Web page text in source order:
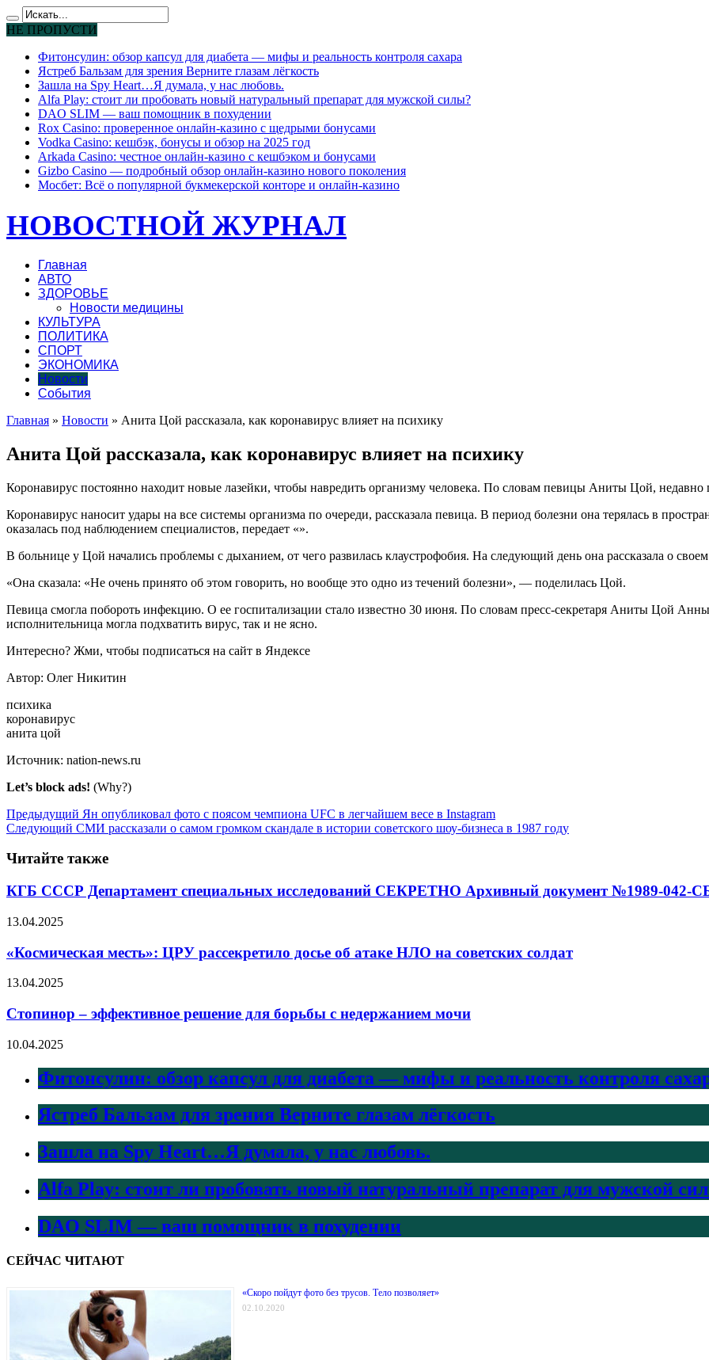
НЕ ПРОПУСТИ
Фитонсулин: обзор капсул для диабета — мифы и реальность контроля сахара
Ястреб Бальзам для зрения Верните глазам лёгкость
Зашла на Spy Heart…Я думала, у нас любовь.
Alfa Play: стоит ли пробовать новый натуральный препарат для мужской силы?
DAO SLIM — ваш помощник в похудении
Rox Casino: проверенное онлайн-казино с щедрыми бонусами
Vodka Casino: кешбэк, бонусы и обзор на 2025 год
Arkada Casino: честное онлайн-казино с кешбэком и бонусами
Gizbo Casino — подробный обзор онлайн-казино нового поколения
Мосбет: Всё о популярной букмекерской конторе и онлайн-казино
НОВОСТНОЙ ЖУРНАЛ
Главная
АВТО
ЗДОРОВЬЕ
Новости медицины
КУЛЬТУРА
ПОЛИТИКА
СПОРТ
ЭКОНОМИКА
Новости
События
Главная » Новости » Анита Цой рассказала, как коронавирус влияет на психику
Анита Цой рассказала, как коронавирус влияет на психику
Коронавирус постоянно находит новые лазейки, чтобы навредить организму человека. По словам певицы Аниты Цой,
Коронавирус наносит удары на все системы организма по очереди, рассказала певица. В период болезни она терялась в
оказалась под наблюдением специалистов, передает «».
В больнице у Цой начались проблемы с дыханием, от чего развилась клаустрофобия. На следующий день она рассказала о своем
«Она сказала: «Не очень принято об этом говорить, но вообще это одно из течений болезни», — поделилась Цой.
Певица смогла побороть инфекцию. О ее госпитализации стало известно 30 июня. По словам пресс-секретаря Аниты Цой
исполнительница могла подхватить вирус, так и не ясно.
Интересно? Жми, чтобы подписаться на сайт в Яндексе
Автор: Олег Никитин
психика
коронавирус
анита цой
Источник: nation-news.ru
Let’s block ads! (Why?)
Предыдущий Ян опубликовал фото с поясом чемпиона UFC в легчайшем весе в Instagram
Следующий СМИ рассказали о самом громком скандале в истории советского шоу-бизнеса в 1987 году
Читайте также
КГБ СССР Департамент специальных исследований СЕКРЕТНО Архивный документ №1989-042-
13.04.2025
«Космическая месть»: ЦРУ рассекретило досье об атаке НЛО на советских солдат
13.04.2025
Стопинор – эффективное решение для борьбы с недержанием мочи
10.04.2025
Фитонсулин: обзор капсул для диабета — мифы и реальность контроля
Ястреб Бальзам для зрения Верните глазам лёгкость
Зашла на Spy Heart…Я думала, у нас любовь.
Alfa Play: стоит ли пробовать новый натуральный препарат для мужской
DAO SLIM — ваш помощник в похудении
СЕЙЧАС ЧИТАЮТ
«Скоро пойдут фото без трусов. Тело позволяет»
02.10.2020